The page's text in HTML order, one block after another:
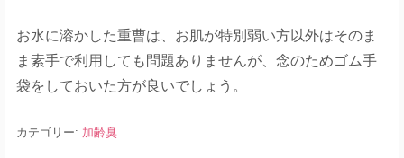
お水に溶かした重曹は、お肌が特別弱い方以外はそのま
ま素手で利用しても問題ありませんが、念のためゴム手
袋をしておいた方が良いでしょう。
カテゴリー: 加齢臭